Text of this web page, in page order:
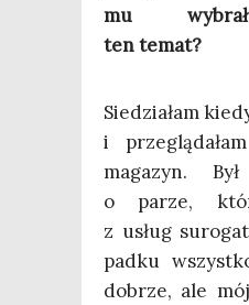
mu
ten temat?
Sie­dzia­łam
i
maga­zyn.
o parze,
z usług
pad­ku
dobrze, ale